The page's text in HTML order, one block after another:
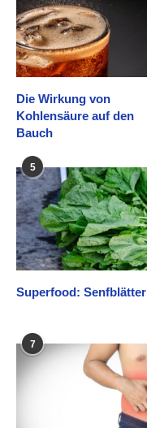
Die Wirkung von
Kohlensäure auf den
Bauch
5
Superfood: Senfblätter
7